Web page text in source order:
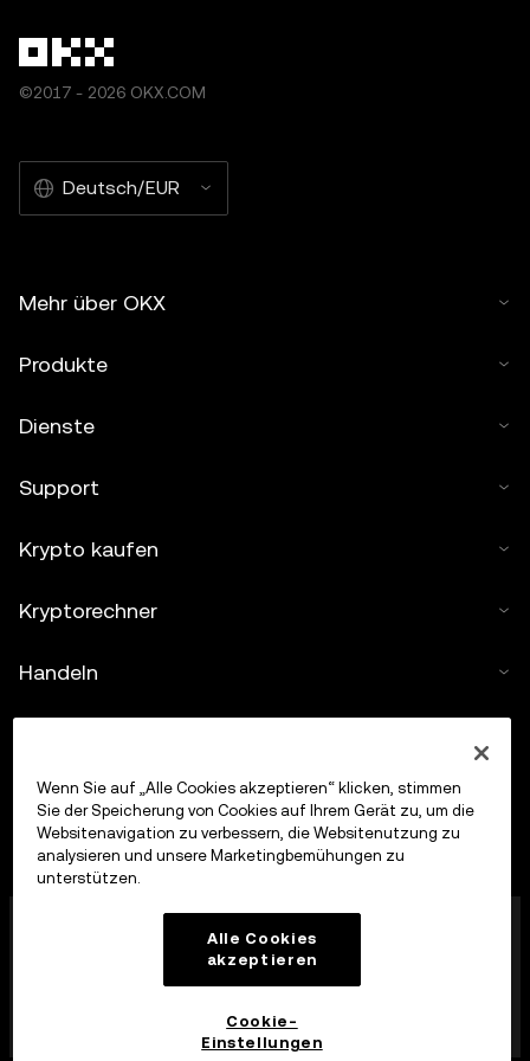
©2017 - 2026 OKX.COM
Deutsch/EUR
Mehr über OKX
Produkte
Dienste
Support
Krypto kaufen
Kryptorechner
Handeln
Die OKX Europe Limited, die unter dem Handelsnamen
OKX firmiert, ist jetzt eine Krypto-Asset-
Handelsplattform, die von der MFSA gemäß Artikel 28
des Markets in Crypto-Assets Act (Kapitel 647 der
Gesetze von Malta) als Krypto-Asset-Dienstleister
zugelassen wurde.
Wenn Sie auf „Alle Cookies akzeptieren“ klicken, stimmen
Sie der Speicherung von Cookies auf Ihrem Gerät zu, um die
Websitenavigation zu verbessern, die Websitenutzung zu
analysieren und unsere Marketingbemühungen zu
unterstützen.
Alle Cookies
akzeptieren
Cookie-
Einstellungen